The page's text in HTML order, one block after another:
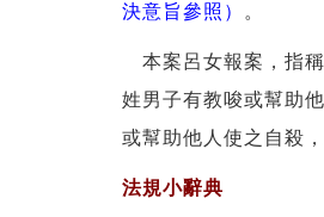
決意旨參照）
。
本案呂女報案，指稱
姓男子有教唆或幫助
或幫助他人使之自殺
法規小辭典